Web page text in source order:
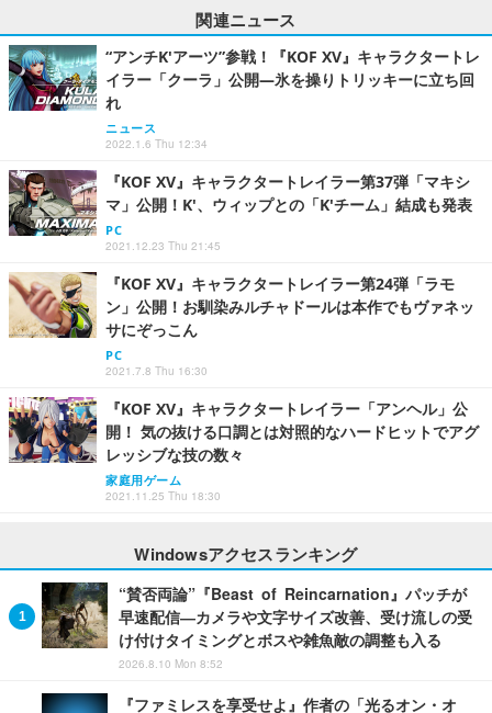
関連ニュース
“アンチK'アーツ”参戦！『KOF XV』キャラクタートレ
イラー「クーラ」公開―氷を操りトリッキーに立ち回
れ
ニュース
2022.1.6 Thu 12:34
『KOF XV』キャラクタートレイラー第37弾「マキシ
マ」公開！K'、ウィップとの「K'チーム」結成も発表
PC
2021.12.23 Thu 21:45
『KOF XV』キャラクタートレイラー第24弾「ラモ
ン」公開！お馴染みルチャドールは本作でもヴァネッ
サにぞっこん
PC
2021.7.8 Thu 16:30
『KOF XV』キャラクタートレイラー「アンヘル」公
開！ 気の抜ける口調とは対照的なハードヒットでアグ
レッシブな技の数々
家庭用ゲーム
2021.11.25 Thu 18:30
Windowsアクセスランキング
“賛否両論”『Beast of Reincarnation』パッチが
早速配信―カメラや文字サイズ改善、受け流しの受
け付けタイミングとボスや雑魚敵の調整も入る
2026.8.10 Mon 8:52
『ファミレスを享受せよ』作者の「光るオン・オ